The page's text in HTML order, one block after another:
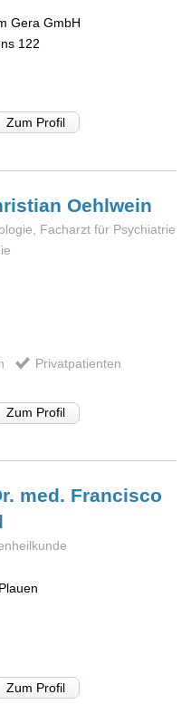
Gera GmbH
122
Zum Profil
Oehlwein
Facharzt für Psychiatrie
Privatpatienten
Zum Profil
med. Francisco
Zum Profil